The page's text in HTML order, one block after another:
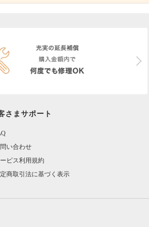
さまサポート
い合わせ
ビス利用規約
商取引法に基づく表示